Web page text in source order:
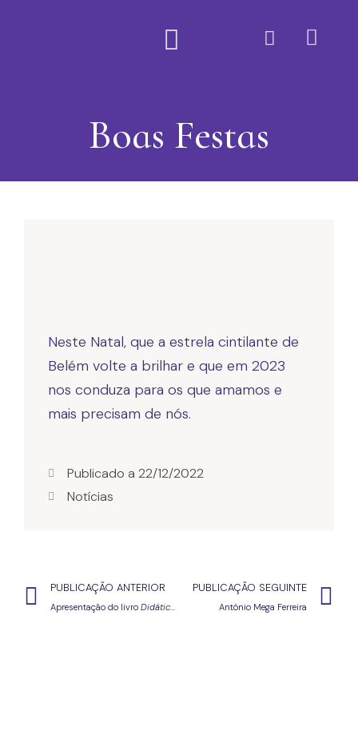
Boas Festas
Neste Natal, que a estrela cintilante de
Belém volte a brilhar e que em 2023
nos conduza para os que amamos e
mais precisam de nós.
Publicado a 22/12/2022
Notícias
PUBLICAÇÃO ANTERIOR
Apresentação do livro Didática do Português. Sinais de um Percurso de Vida
PUBLICAÇÃO SEGUINTE
António Mega Ferreira